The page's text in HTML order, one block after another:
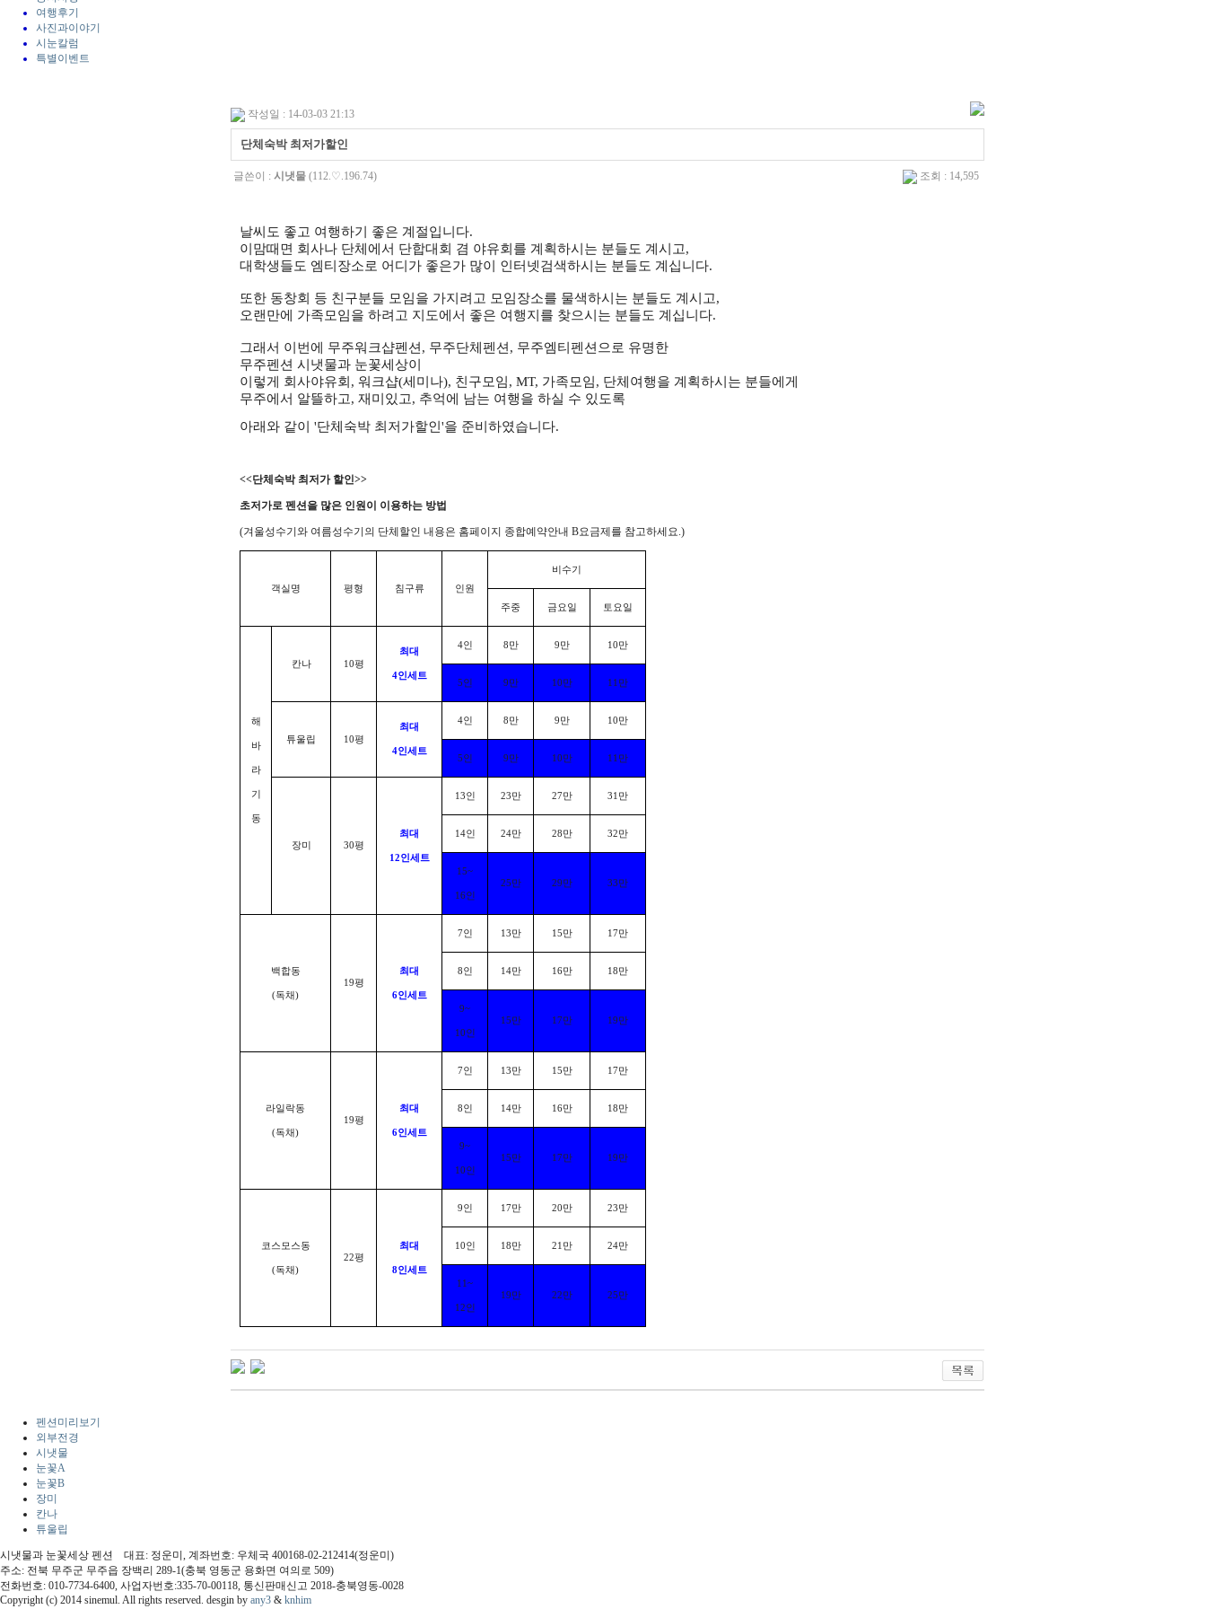
여행후기
사진과이야기
시눈칼럼
특별이벤트
작성일 : 14-03-03 21:13
단체숙박 최저가할인
글쓴이 : 시냇물 (112.♡.196.74) 조회 : 14,595
날씨도 좋고 여행하기 좋은 계절입니다.
이맘때면 회사나 단체에서 단합대회 겸 야유회를 계획하시는 분들도 계시고,
대학생들도 엠티장소로 어디가 좋은가 많이 인터넷검색하시는 분들도 계십니다.
또한 동창회 등 친구분들 모임을 가지려고 모임장소를 물색하시는 분들도 계시고,
오랜만에 가족모임을 하려고 지도에서 좋은 여행지를 찾으시는 분들도 계십니다.
그래서 이번에 무주워크샵펜션, 무주단체펜션, 무주엠티펜션으로 유명한
무주펜션 시냇물과 눈꽃세상이
이렇게 회사야유회, 워크샵(세미나), 친구모임, MT, 가족모임, 단체여행을 계획하시는 분들에게
무주에서 알뜰하고, 재미있고, 추억에 남는 여행을 하실 수 있도록
아래와 같이 '단체숙박 최저가할인'을 준비하였습니다.
<<단체숙박 최저가 할인>>
초저가로 펜션을 많은 인원이 이용하는 방법
(겨울성수기와 여름성수기의 단체할인 내용은 홈페이지 종합예약안내 B요금제를 참고하세요.)
객실명 평형 침구류 인원
비수기
주중 금요일 토요일
해
바
라
기
동
칸나 10평
최대
4인세트
4인 8만 9만 10만
5인 9만 10만 11 만
튜울립 10평
최대
4인세트
4인 8만 9만 10만
5인 9만 10만 11 만
장미 30평
최대
12인세트
13인 23만 27만 31 만
14인 24만 28만 32만
15~
16인
25만 29만 33만
백합동
(독채)
19평
최대
6인세트
7인 13만 15만 17만
8인 14만 16만 18만
9~
10인
15만 17만 19만
라일락동
(독채)
19평
최대
6인세트
7인 13만 15만 17만
8인 14만 16만 18만
9~
10인
15만 17만 19만
코스모스동
(독채)
22평
최대
8인세트
9인 17만 20만 23만
10인 18만 21 만 24만
11~
12인
19만 22만 25만
펜션미리보기
외부전경
시냇물
눈꽃A
눈꽃B
장미
칸나
튜울립
시냇물과 눈꽃세상 펜션 대표: 정운미, 계좌번호: 우체국 400168-02-212414(정운미)
주소: 전북 무주군 무주읍 장백리 289-1(충북 영동군 용화면 여의로 509)
전화번호: 010-7734-6400, 사업자번호:335-70-00118, 통신판매신고 2018-충북영동-0028
Copyright (c) 2014 sinemul. All rights reserved. desgin by any3 & knhim